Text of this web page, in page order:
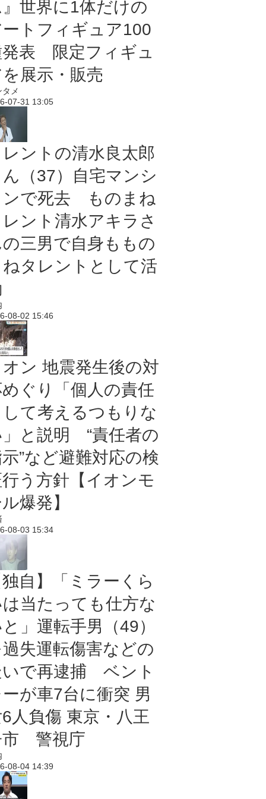
世界に1体だけの
トフィギュア100
発表 限定フィギュ
展示・販売
タメ
07-31 13:05
ントの清水良太郎
（37）自宅マンシ
ンで死去 ものまね
ント清水アキラさ
三男で自身ももの
タレントとして活
08-02 15:46
ン 地震発生後の対
ぐり「個人の責任
て考えるつもりな
と説明 “責任者の
”など避難対応の検
う方針【イオンモ
爆発】
08-03 15:34
自】「ミラーくら
当たっても仕方な
」運転手男（49）
失運転傷害などの
いで再逮捕 ベント
が車7台に衝突 男
人負傷 東京・八王
市 警視庁
08-04 14:39